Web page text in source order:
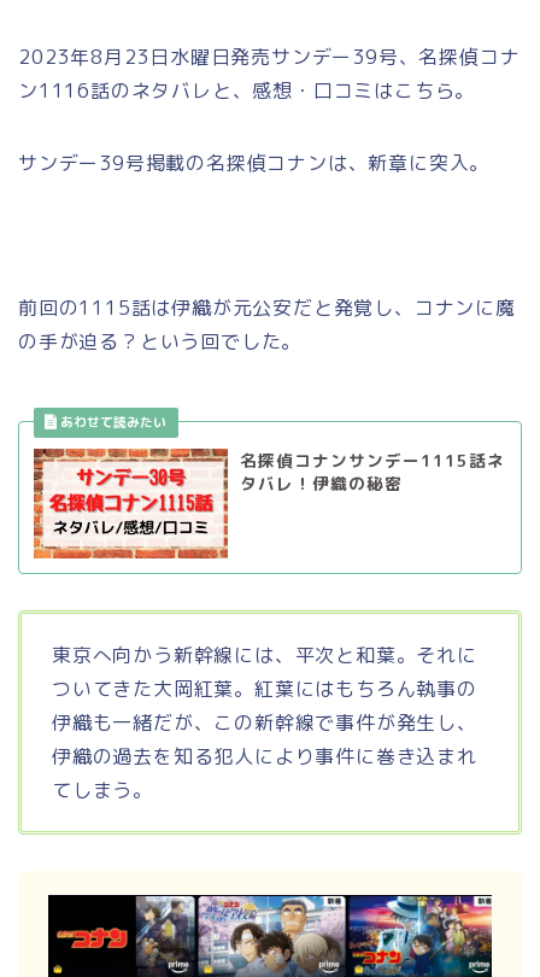
2023年8月23日水曜日発売サンデー39号、名探偵コナ
ン1116話のネタバレと、感想・口コミはこちら。
サンデー39号掲載の名探偵コナンは、新章に突入。
前回の1115話は伊織が元公安だと発覚し、コナンに魔
の手が迫る？という回でした。
名探偵コナンサンデー1115話ネ
タバレ！伊織の秘密
東京へ向かう新幹線には、平次と和葉。それに
ついてきた大岡紅葉。紅葉にはもちろん執事の
伊織も一緒だが、この新幹線で事件が発生し、
伊織の過去を知る犯人により事件に巻き込まれ
てしまう。